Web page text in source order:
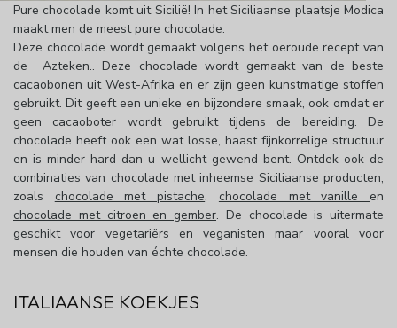
Pure chocolade komt uit Sicilië! In het Siciliaanse plaatsje Modica
maakt men de meest pure chocolade.
Deze chocolade wordt gemaakt volgens het oeroude recept van
de Azteken.. Deze chocolade wordt gemaakt van de beste
cacaobonen uit West-Afrika en er zijn geen kunstmatige stoffen
gebruikt. Dit geeft een unieke en bijzondere smaak, ook omdat er
geen cacaoboter wordt gebruikt tijdens de bereiding. De
chocolade heeft ook een wat losse, haast fijnkorrelige structuur
en is minder hard dan u wellicht gewend bent. Ontdek ook de
combinaties van chocolade met inheemse Siciliaanse producten,
zoals chocolade met pistache, chocolade met vanille en
chocolade met citroen en gember. De chocolade is uitermate
geschikt voor vegetariërs en veganisten maar vooral voor
mensen die houden van échte chocolade.
ITALIAANSE KOEKJES